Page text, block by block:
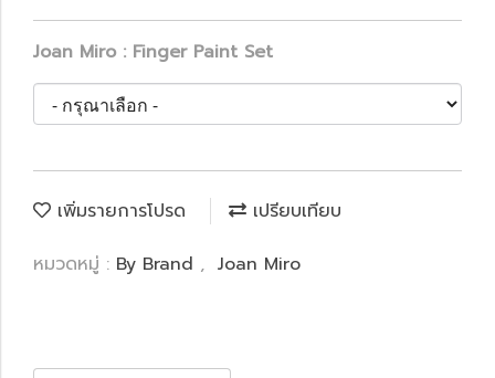
Joan Miro : Finger Paint Set
เพิ่มรายการโปรด
เปรียบเทียบ
หมวดหมู่ : By Brand , Joan Miro